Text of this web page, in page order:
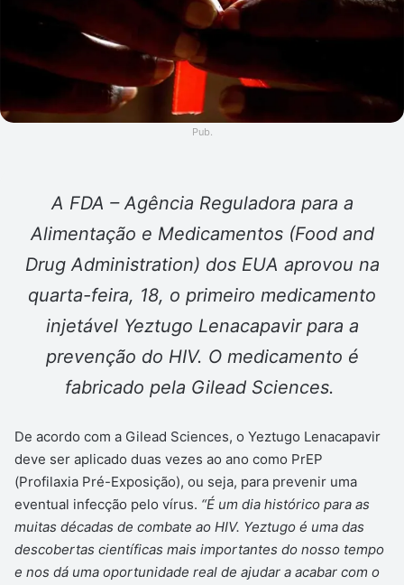
Pub.
A FDA – Agência Reguladora para a
Alimentação e Medicamentos (Food and
Drug Administration) dos EUA aprovou na
quarta-feira, 18, o primeiro medicamento
injetável Yeztugo Lenacapavir para a
prevenção do HIV. O medicamento é
fabricado pela Gilead Sciences.
De acordo com a Gilead Sciences, o Yeztugo Lenacapavir
deve ser aplicado duas vezes ao ano como PrEP
(Profilaxia Pré-Exposição), ou seja, para prevenir uma
eventual infecção pelo vírus. “É um dia histórico para as
muitas décadas de combate ao HIV. Yeztugo é uma das
descobertas científicas mais importantes do nosso tempo
e nos dá uma oportunidade real de ajudar a acabar com o